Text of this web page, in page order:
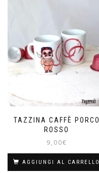
TAZZINA CAFFÈ PORCO
ROSSO
9,00€
AGGIUNGI AL CARRELLO